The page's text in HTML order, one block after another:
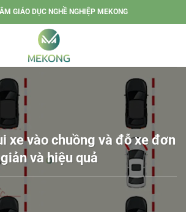
GIÁO DỤC NGHỀ NGHIỆP MEKONG
xe vào chuồng và đỗ xe đơn
giản và hiệu quả